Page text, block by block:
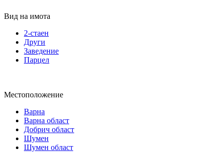
Вид на имота
2-стаен
Други
Заведение
Парцел
Местоположение
Варна
Варна област
Добрич област
Шумен
Шумен област